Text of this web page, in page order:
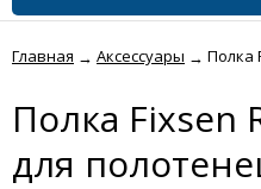
Главная → Аксессуары → Полка
Полка Fixsen
для